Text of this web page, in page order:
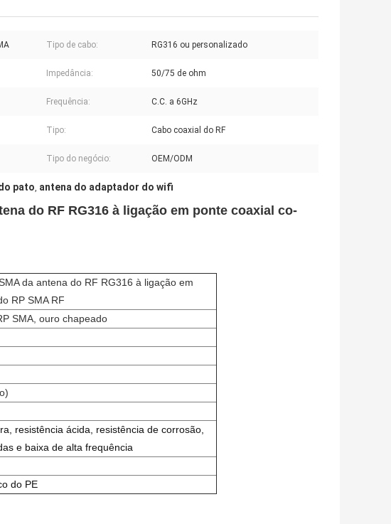
Tipo de cabo: RG316 ou personalizado
Impedância: 50/75 de ohm
Frequência: C.C. a 6GHz
Tipo: Cabo coaxial do RF
Tipo do negócio: OEM/ODM
pato, antena do adaptador do wifi
do RF RG316 à ligação em ponte coaxial co-
da antena do RF RG316 à ligação em
RP SMA RF
SMA, ouro chapeado
resistência ácida, resistência de corrosão,
e baixa de alta frequência
do PE